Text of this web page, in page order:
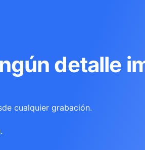
detalle
cualquier grabación.